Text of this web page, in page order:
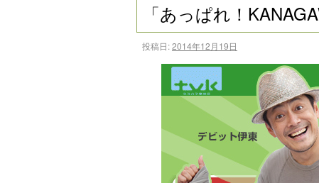
「あっぱれ！
投稿日:2014年12月19日